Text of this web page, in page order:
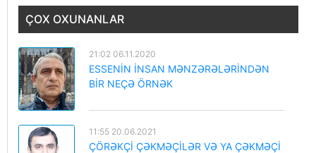
ÇOX OXUNANLAR
21:02 06.11.2020
ESSENİN İNSAN MƏNZƏRƏLƏRİNDƏN
BİR NEÇƏ ÖRNƏK
11:55 20.06.2021
ÇÖRƏKÇİ ÇƏKMƏÇİLƏR VƏ YA ÇƏKMƏÇİ